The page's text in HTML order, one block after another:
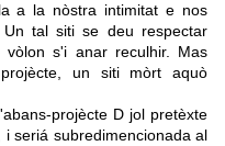
a la nòstra intimitat e nos
tal siti se deu respectar
s'i anar reculhir. Mas
un siti mòrt aquò
projècte D jol pretèxte
seriá subredimencionada al